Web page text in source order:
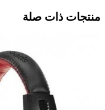
منتجات ذات صلة